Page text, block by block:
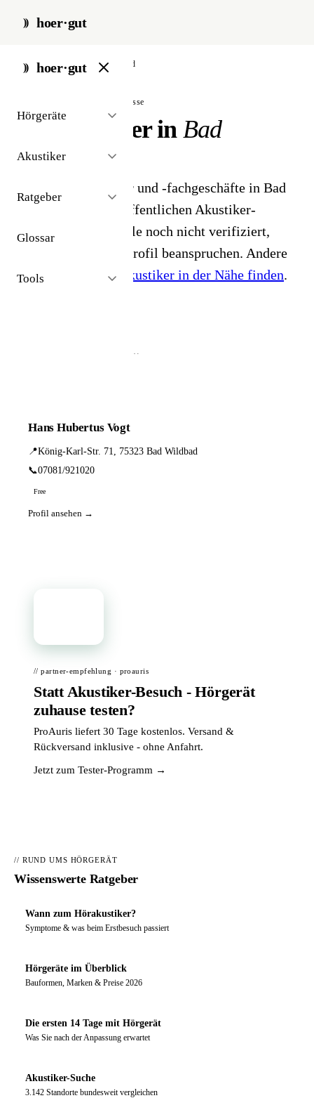
hoer·gut
hoer·gut
Hörgeräte
Akustiker
Ratgeber
Glossar
Tools
start / akustiker / bad-wildbad
// stadt · bad wildbad · 1 ergebnisse
Hörakustiker in Bad
Wildbad
1 Hörgeräteakustiker und -fachgeschäfte in Bad
Wildbad. Aus dem öffentlichen Akustiker-
Bestand 2026 - Profile noch nicht verifiziert,
Inhaber können ihr Profil beanspruchen. Andere
Stadt gesucht?
Hörakustiker in der Nähe finden.
Hans Hubertus Vogt
📍König-Karl-Str. 71, 75323 Bad Wildbad
📞07081/921020
Free
Profil ansehen →
// partner-empfehlung · proauris
Statt Akustiker-Besuch - Hörgerät
zuhause testen?
ProAuris liefert 30 Tage kostenlos. Versand &
Rückversand inklusive - ohne Anfahrt.
Jetzt zum Tester-Programm →
// RUND UMS HÖRGERÄT
Wissenswerte Ratgeber
Wann zum Hörakustiker?
Symptome & was beim Erstbesuch passiert
Hörgeräte im Überblick
Bauformen, Marken & Preise 2026
Die ersten 14 Tage mit Hörgerät
Was Sie nach der Anpassung erwartet
Akustiker-Suche
3.142 Standorte bundesweit vergleichen